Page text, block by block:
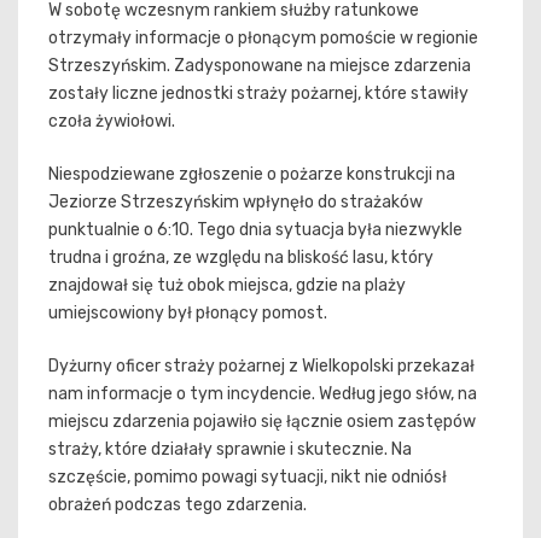
W sobotę wczesnym rankiem służby ratunkowe
otrzymały informacje o płonącym pomoście w regionie
Strzeszyńskim. Zadysponowane na miejsce zdarzenia
zostały liczne jednostki straży pożarnej, które stawiły
czoła żywiołowi.
Niespodziewane zgłoszenie o pożarze konstrukcji na
Jeziorze Strzeszyńskim wpłynęło do strażaków
punktualnie o 6:10. Tego dnia sytuacja była niezwykle
trudna i groźna, ze względu na bliskość lasu, który
znajdował się tuż obok miejsca, gdzie na plaży
umiejscowiony był płonący pomost.
Dyżurny oficer straży pożarnej z Wielkopolski przekazał
nam informacje o tym incydencie. Według jego słów, na
miejscu zdarzenia pojawiło się łącznie osiem zastępów
straży, które działały sprawnie i skutecznie. Na
szczęście, pomimo powagi sytuacji, nikt nie odniósł
obrażeń podczas tego zdarzenia.